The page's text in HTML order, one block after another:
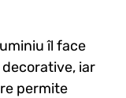
îl face
iar
permite